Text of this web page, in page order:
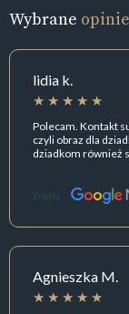
Wybrane opinie
lidia k.
Polecam. Kontakt
czyli obraz dla
dziadkom również
Źródło:
Agnieszka M.